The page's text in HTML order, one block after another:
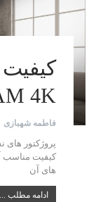
4K
فاطمه شهبازی
پروژکتور های
های آن
ادامه مطلب ...